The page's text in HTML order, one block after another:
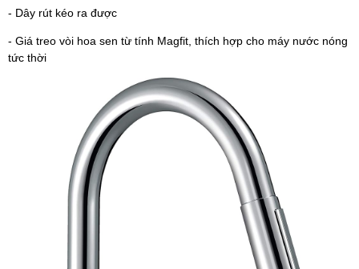
- Dây rút kéo ra được
- Giá treo vòi hoa sen từ tính Magfit, thích hợp cho máy nước nóng
tức thời